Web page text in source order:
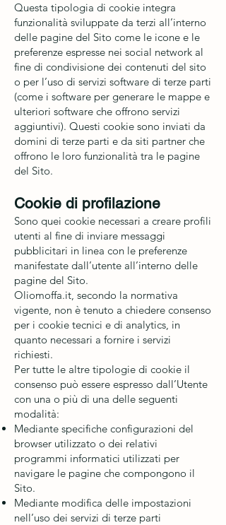
Questa tipologia di cookie integra
funzionalità sviluppate da terzi all’interno
delle pagine del Sito come le icone e le
preferenze espresse nei social network al
fine di condivisione dei contenuti del sito
o per l’uso di servizi software di terze parti
(come i software per generare le mappe e
ulteriori software che offrono servizi
aggiuntivi). Questi cookie sono inviati da
domini di terze parti e da siti partner che
offrono le loro funzionalità tra le pagine
del Sito.
Cookie di profilazione
Sono quei cookie necessari a creare profili
utenti al fine di inviare messaggi
pubblicitari in linea con le preferenze
manifestate dall’utente all’interno delle
pagine del Sito.
Oliomoffa.it, secondo la normativa
vigente, non è tenuto a chiedere consenso
per i cookie tecnici e di analytics, in
quanto necessari a fornire i servizi
richiesti.
Per tutte le altre tipologie di cookie il
consenso può essere espresso dall’Utente
con una o più di una delle seguenti
modalità:
Mediante specifiche configurazioni del
browser utilizzato o dei relativi
programmi informatici utilizzati per
navigare le pagine che compongono il
Sito.
Mediante modifica delle impostazioni
nell’uso dei servizi di terze parti